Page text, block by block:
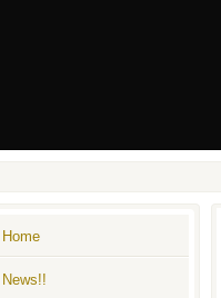
Home
News!!